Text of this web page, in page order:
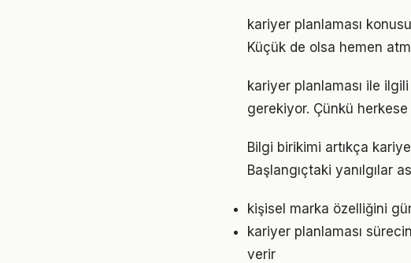
kariyer planlaması
Küçük de olsa hemen
kariyer planlaması ile
gerekiyor. Çünkü
Bilgi birikimi artıkça
Başlangıçtaki yanılgılar
kişisel marka özelliğini
kariyer planlaması
verir